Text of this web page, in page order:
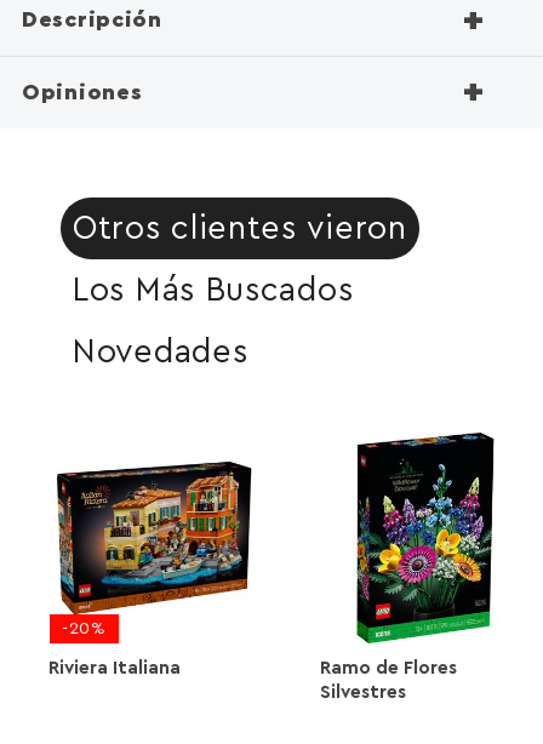
Descripción +
Opiniones +
Otros clientes vieron
Los Más Buscados
Novedades
-20%
Riviera Italiana
Ramo de Flores
Silvestres